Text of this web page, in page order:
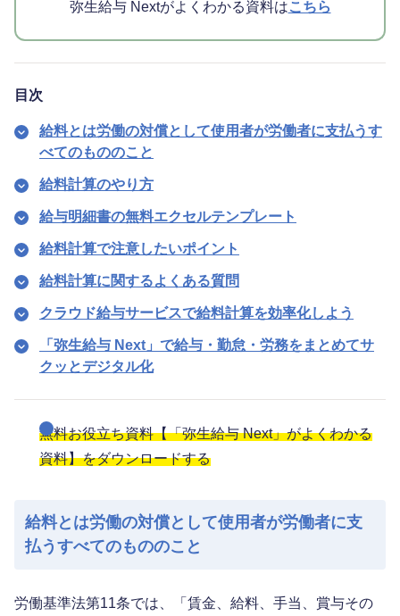
弥生給与 Nextがよくわかる資料はこちら
目次
給料とは労働の対償として使用者が労働者に支払うす
べてのもののこと
給料計算のやり方
給与明細書の無料エクセルテンプレート
給料計算で注意したいポイント
給料計算に関するよくある質問
クラウド給与サービスで給料計算を効率化しよう
「弥生給与 Next」で給与・勤怠・労務をまとめてサ
クッとデジタル化
無料お役立ち資料【「弥生給与 Next」がよくわかる
資料】をダウンロードする
給料とは労働の対償として使用者が労働者に支
払うすべてのもののこと
労働基準法第11条では、「賃金、給料、手当、賞与その